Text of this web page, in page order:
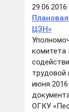
29.06.2016
ЦЗН»
комитета
трудовой
июня
ОГКУ